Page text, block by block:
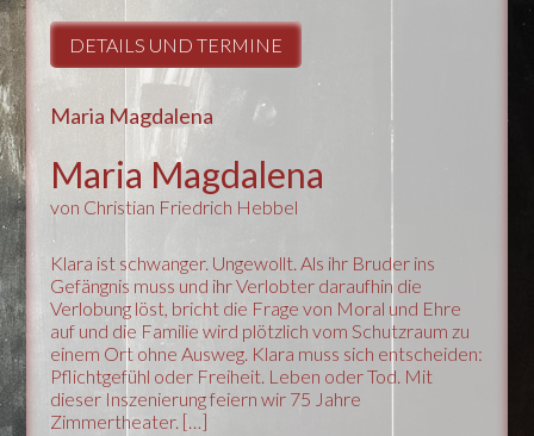
DETAILS UND TERMINE
Maria Magdalena
Maria Magdalena
von Christian Friedrich Hebbel
Klara ist schwanger. Ungewollt. Als ihr Bruder ins
Gefängnis muss und ihr Verlobter daraufhin die
Verlobung löst, bricht die Frage von Moral und Ehre
auf und die Familie wird plötzlich vom Schutzraum zu
einem Ort ohne Ausweg. Klara muss sich entscheiden:
Pflichtgefühl oder Freiheit. Leben oder Tod. Mit
dieser Inszenierung feiern wir 75 Jahre
Zimmertheater. […]